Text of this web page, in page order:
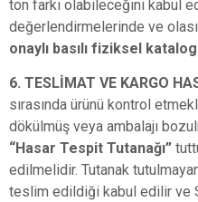
ton farkı olabileceğini kabul
değerlendirmelerinde ve
onaylı basılı fiziksel
6. TESLİMAT VE KARGO
sırasında ürünü kontrol
dökülmüş veya ambalajı
“Hasar Tespit Tutanağı”
edilmelidir. Tutanak
teslim edildiği kabul edilir ve